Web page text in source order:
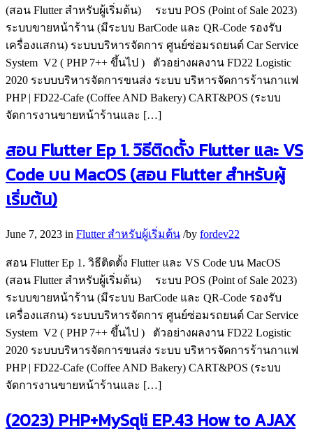
(สอน Flutter สำหรับผู้เริ่มต้น) ระบบ POS (Point of Sale 2023)
ระบบขายหน้าร้าน (มีระบบ BarCode และ QR-Code รองรับ
เครื่องแสกน) ระบบบริหารจัดการ ศูนย์ซ่อมรถยนต์ Car Service
System V2 ( PHP 7++ ขึ้นไป ) ตัวอย่างผลงาน FD22 Logistic
2020 ระบบบริหารจัดการขนส่ง ระบบ บริหารจัดการร้านกาแฟ
PHP | FD22-Cafe (Coffee AND Bakery) CART&POS (ระบบ
จัดการงานขายหน้าร้านและ […]
สอน Flutter Ep 1. วิธีติดตั้ง Flutter และ VS
Code บน MacOS (สอน Flutter สำหรับผู้
เริ่มต้น)
June 7, 2023 in Flutter สำหรับผู้เริ่มต้น /by fordev22
สอน Flutter Ep 1. วิธีติดตั้ง Flutter และ VS Code บน MacOS
(สอน Flutter สำหรับผู้เริ่มต้น) ระบบ POS (Point of Sale 2023)
ระบบขายหน้าร้าน (มีระบบ BarCode และ QR-Code รองรับ
เครื่องแสกน) ระบบบริหารจัดการ ศูนย์ซ่อมรถยนต์ Car Service
System V2 ( PHP 7++ ขึ้นไป ) ตัวอย่างผลงาน FD22 Logistic
2020 ระบบบริหารจัดการขนส่ง ระบบ บริหารจัดการร้านกาแฟ
PHP | FD22-Cafe (Coffee AND Bakery) CART&POS (ระบบ
จัดการงานขายหน้าร้านและ […]
(2023) PHP+MySqli EP.43 How to AJAX